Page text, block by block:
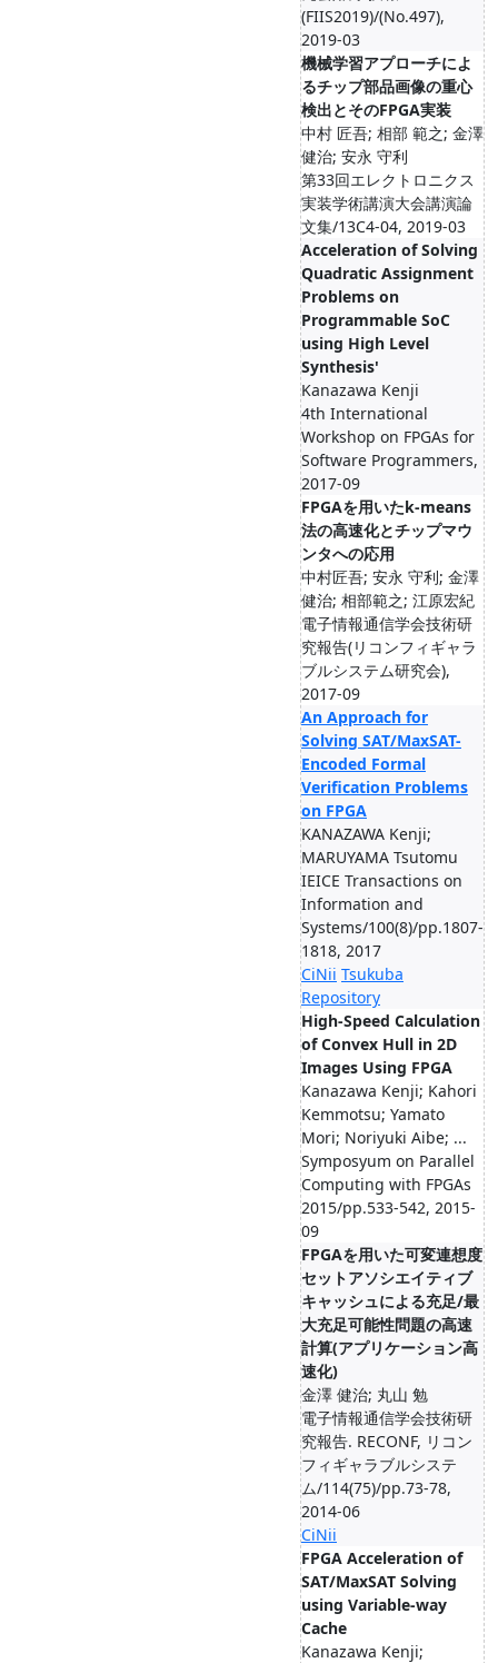
(FIIS2019)/(No.497),
2019-03
機械学習アプローチによ
るチップ部品画像の重心
検出とそのFPGA実装
中村 匠吾; 相部 範之; 金澤
健治; 安永 守利
第33回エレクトロニクス
実装学術講演大会講演論
文集/13C4-04, 2019-03
Acceleration of Solving
Quadratic Assignment
Problems on
Programmable SoC
using High Level
Synthesis'
Kanazawa Kenji
4th International
Workshop on FPGAs for
Software Programmers,
2017-09
FPGAを用いたk-means
法の高速化とチップマウ
ンタへの応用
中村匠吾; 安永 守利; 金澤
健治; 相部範之; 江原宏紀
電子情報通信学会技術研
究報告(リコンフィギャラ
ブルシステム研究会),
2017-09
An Approach for
Solving SAT/MaxSAT-
Encoded Formal
Verification Problems
on FPGA
KANAZAWA Kenji;
MARUYAMA Tsutomu
IEICE Transactions on
Information and
Systems/100(8)/pp.1807-
1818, 2017
CiNii Tsukuba
Repository
High-Speed Calculation
of Convex Hull in 2D
Images Using FPGA
Kanazawa Kenji; Kahori
Kemmotsu; Yamato
Mori; Noriyuki Aibe; ...
Symposyum on Parallel
Computing with FPGAs
2015/pp.533-542, 2015-
09
FPGAを用いた可変連想度
セットアソシエイティブ
キャッシュによる充足/最
大充足可能性問題の高速
計算(アプリケーション高
速化)
金澤 健治; 丸山 勉
電子情報通信学会技術研
究報告. RECONF, リコン
フィギャラブルシステ
ム/114(75)/pp.73-78,
2014-06
CiNii
FPGA Acceleration of
SAT/MaxSAT Solving
using Variable-way
Cache
Kanazawa Kenji;